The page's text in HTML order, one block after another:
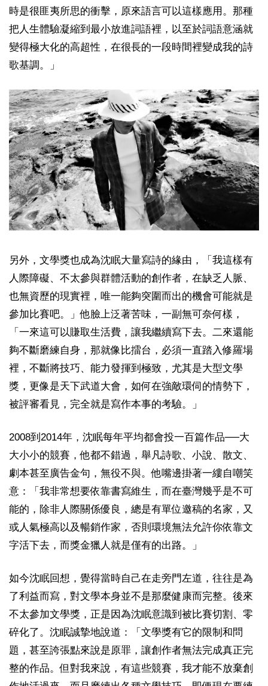
時是很匪夷所思的衝擊，原來語言可以這樣應用。那種
把人生體驗凝縮到最小放進詞語裡，以至於詞語意涵就
變得極大化的高超性，在很長的一段時間裡變成我的詩
歌基調。」
另外，文學獎也成為沈眠大量寫詩的緣由，「我這樣有
人際障礙、不太參與群體活動的創作者，在缺乏人脈、
也無資歷的現實裡，唯一能夠突圍而出的機會可能就是
參加比賽吧。」他臉上泛著苦味，一副無可奈何樣，
「一來這可以賺取生活費，讓我繼續寫下去。二來還能
夠不斷磨練自身，那就像比擂台，必須一直踏入修羅場
裡，不斷將技巧、能力發揮到極致，尤其是大型文學
獎，更像是天下武道大會，如何在強敵環伺的情勢下，
被評審看見，完全就是寫作本事的考驗。」
2008到2014年，沈眠每年平均都會投一百篇作品──大
大小小的競賽，他都不錯過，舉凡詩歌、小說、散文、
劇本甚至廣告金句，無役不與。他嘴邊掛著一縷自嘲笑
意：「我非常想要依靠書寫維生，而在臺灣幾乎是不可
能的，除非人際關係優良，總是有單位邀稿的名家，又
或人氣極高以及暢銷作家，否則環境無法允許你依靠文
字活下去，而獎金獵人就是僅有的出路。」
如今沈眠回想，覺得當時自己在走旁門左道，往往是為
了利益而寫，對文學本身並不是那麼健康而完整。後來
不太參加文學獎，正是因為沈眠意識到被比賽切割、零
碎化了。沈眠誠摯地說道：「文學獎有它的限制和問
題，甚至誇張點來說是原罪，讓創作者無法完成真正完
整的作品。但對我來說，有這些競賽，我才能不放棄創